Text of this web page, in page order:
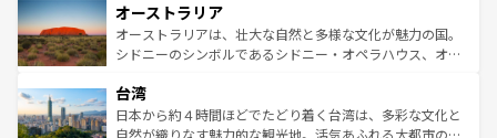
部のニューオーリンズでは、音楽と美食が融合した独特の
文化が魅力。旅行者はアメリカの各地域で異なる魅力を楽
しみながら、その多様性と豊かな歴史を感じることができ
ならではの贅沢な旅のスタイルだ。 なお、新着のアメリカ
情報はコンテンツ一覧を参照してほしい。
ワイ島は見逃せない。また、定番の観光地といえばオアフ
島だが、静かな自然を求めるならマウイ島やカウアイ島が
おすすめ。エメラルドグリーンに輝く海をはじめ、豊かな
れるおもてなしの心で訪れる人々を迎えてくれるハワイの
人々、おいしいローカルフードやハワイアンミュージッ
ク、伝統的なフラダンスなど、すべてがハワイの魅力を彩
オーストラリア
オーストラリアは、壮大な自然と多様な文化が魅力の国。
シドニーのシンボルであるシドニー・オペラハウス、オー
リアリーフや大陸中央部にそびえるウルル（エアーズロッ
ク）、タスマニアの美しい原生林やケアンズの熱帯雨林な
ど、見どころがたくさん。また、カフェやワイン、オージ
台湾
日本から約４時間ほどでたどり着く台湾は、多彩な文化と
自然が織りなす魅力的な観光地。活気あふれる大都市の台